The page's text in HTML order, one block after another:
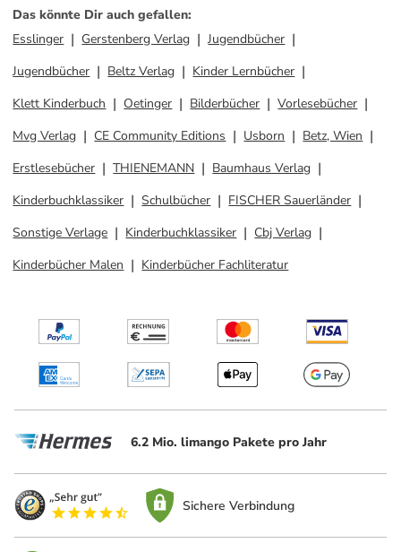
Das könnte Dir auch gefallen:
Esslinger
Gerstenberg Verlag
Jugendbücher
Jugendbücher
Beltz Verlag
Kinder Lernbücher
Klett Kinderbuch
Oetinger Bilderbücher
Vorlesebücher
Mvg Verlag
CE Community Editions Usborn
Betz, Wien
Erstlesebücher
THIENEMANN
Baumhaus Verlag
Kinderbuchklassiker
Schulbücher
FISCHER Sauerländer
Sonstige Verlage
Kinderbuchklassiker
Cbj Verlag
Kinderbücher Malen
Kinderbücher Fachliteratur
6.2 Mio. limango Pakete pro Jahr
Sichere Verbindung